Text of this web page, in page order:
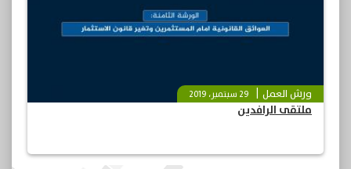
ورش العمل 29 سبتمبر، 2019
ملتقى الرافدين